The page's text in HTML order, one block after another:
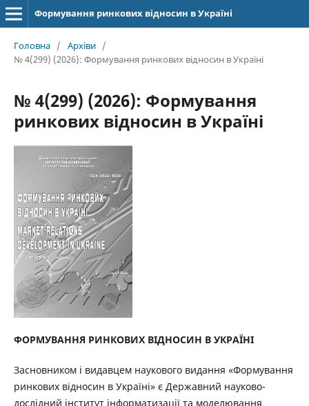
Формування ринкових відносин в Україні
Головна / Архіви /
№ 4(299) (2026): Формування ринкових відносин в Україні
№ 4(299) (2026): Формування
ринкових відносин в Україні
ФОРМУВАННЯ РИНКОВИХ ВІДНОСИН В УКРАЇНІ
Засновником і видавцем наукового видання «Формування
ринкових відносин в Україні» є Державний науково-
дослідний інститут інформатизації та моделювання